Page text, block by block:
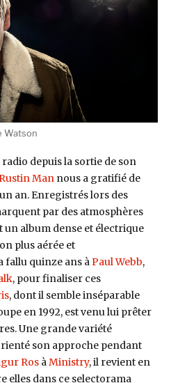
Watson
depuis la sortie de son
Mannous a gratifié de
an. Enregistrés lors des
par des atmosphères
un album dense et électrique
plus aérée et
fallu quinze ans àPaul Webb,
, pour finaliser ces
, dont il semble inséparable
en 1992, est venu lui prêter
Une grande variété
son approche pendant
RosàMinistry, il revient en
elles dans ce selectorama